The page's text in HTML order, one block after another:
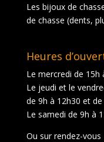
Les bijoux de
de chasse (dents,
Heures
Le mercredi de 15h
Le jeudi et le
de 9h à 12h30 et
Le samedi de 9h à
Ou sur rendez-vous